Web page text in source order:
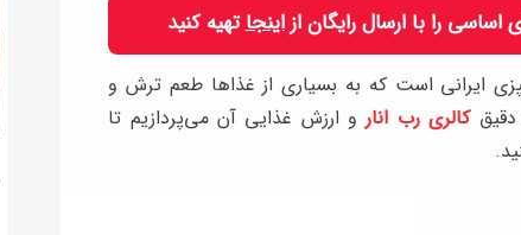
اساسی را با ارسال رایگان ازاینجاتهیه کنید
ایرانی است که به بسیاری از غذاها طعم ترش و
دقیقکالری رب انارو ارزش غذایی آن می‌پردازیم تا